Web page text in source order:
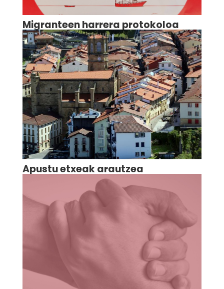
Migranteen harrera protokoloa
Apustu etxeak arautzea